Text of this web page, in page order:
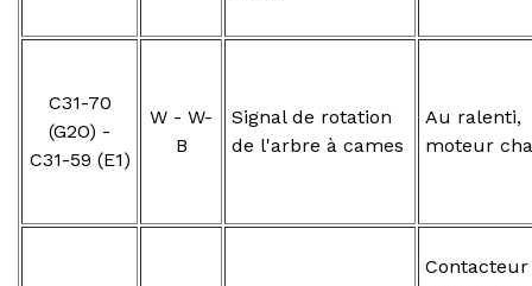
C31-70
(G2O) -
C31-59 (E1)
W - W-
B
Signal de rotation
de l'arbre à cames
Au ralenti,
moteur
Contacteur